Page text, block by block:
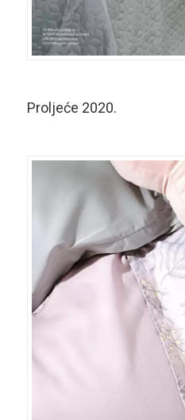
Proljeće 2020.